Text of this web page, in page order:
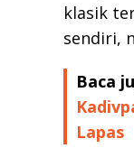
klasik
sendiri,
Baca
Lapas